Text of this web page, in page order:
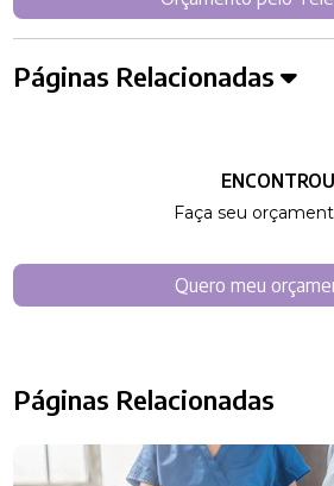
Páginas Relacionadas
Faça seu
Quero meu
Páginas Relacionadas